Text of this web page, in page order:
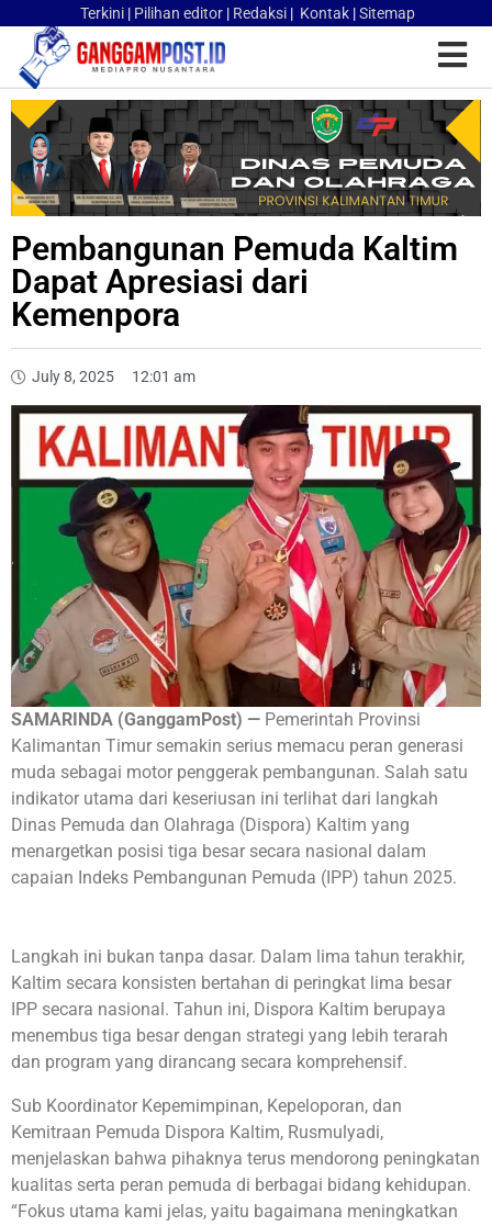
Terkini | Pilihan editor | Redaksi | Kontak |Sitemap
Pembangunan Pemuda Kaltim
Dapat Apresiasi dari
Kemenpora
July 8, 2025 12:01 am
SAMARINDA (GanggamPost) — Pemerintah Provinsi
Kalimantan Timur semakin serius memacu peran generasi
muda sebagai motor penggerak pembangunan. Salah satu
indikator utama dari keseriusan ini terlihat dari langkah
Dinas Pemuda dan Olahraga (Dispora) Kaltim yang
menargetkan posisi tiga besar secara nasional dalam
capaian Indeks Pembangunan Pemuda (IPP) tahun 2025.
Langkah ini bukan tanpa dasar. Dalam lima tahun terakhir,
Kaltim secara konsisten bertahan di peringkat lima besar
IPP secara nasional. Tahun ini, Dispora Kaltim berupaya
menembus tiga besar dengan strategi yang lebih terarah
dan program yang dirancang secara komprehensif.
Sub Koordinator Kepemimpinan, Kepeloporan, dan
Kemitraan Pemuda Dispora Kaltim, Rusmulyadi,
menjelaskan bahwa pihaknya terus mendorong peningkatan
kualitas serta peran pemuda di berbagai bidang kehidupan.
“Fokus utama kami jelas, yaitu bagaimana meningkatkan